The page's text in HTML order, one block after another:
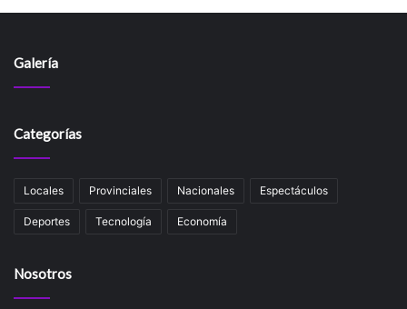
Galería
Categorías
Locales Provinciales Nacionales Espectáculos
Deportes Tecnología Economía
Nosotros